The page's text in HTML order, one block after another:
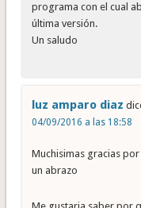
programa con el cual
última versión.
Un saludo
luz amparo diaz
04/09/2016 a las 18:58
Muchisimas gracias
un abrazo